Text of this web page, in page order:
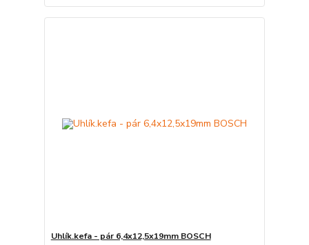
Uhlík.kefa - pár 6,4x12,5x19mm BOSCH